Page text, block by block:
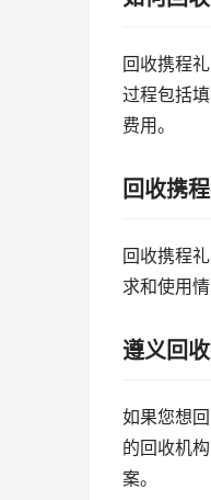
回收携程
过程包括
费用。
回收携
回收携程
求和使用
遵义回
如果您想
的回收机
案。